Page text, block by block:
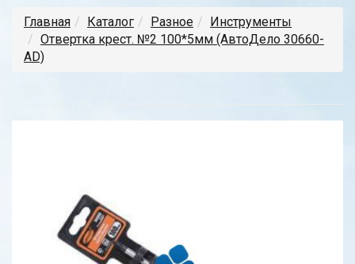
Главная Каталог Разное
Инструменты
Отвертка крест. №2 100*5мм (АвтоДело 30660-
AD)